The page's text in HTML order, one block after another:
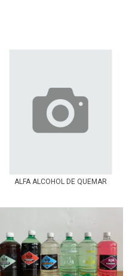
ALFA ALCOHOL DE QUEMAR